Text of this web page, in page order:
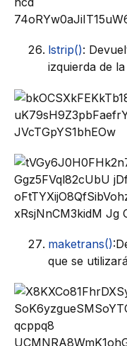
lstrip():
izquierda de
maketrans()
que se